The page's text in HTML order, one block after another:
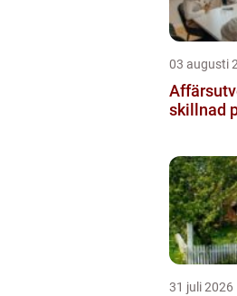
03 augusti
skillnad
31 juli 2026